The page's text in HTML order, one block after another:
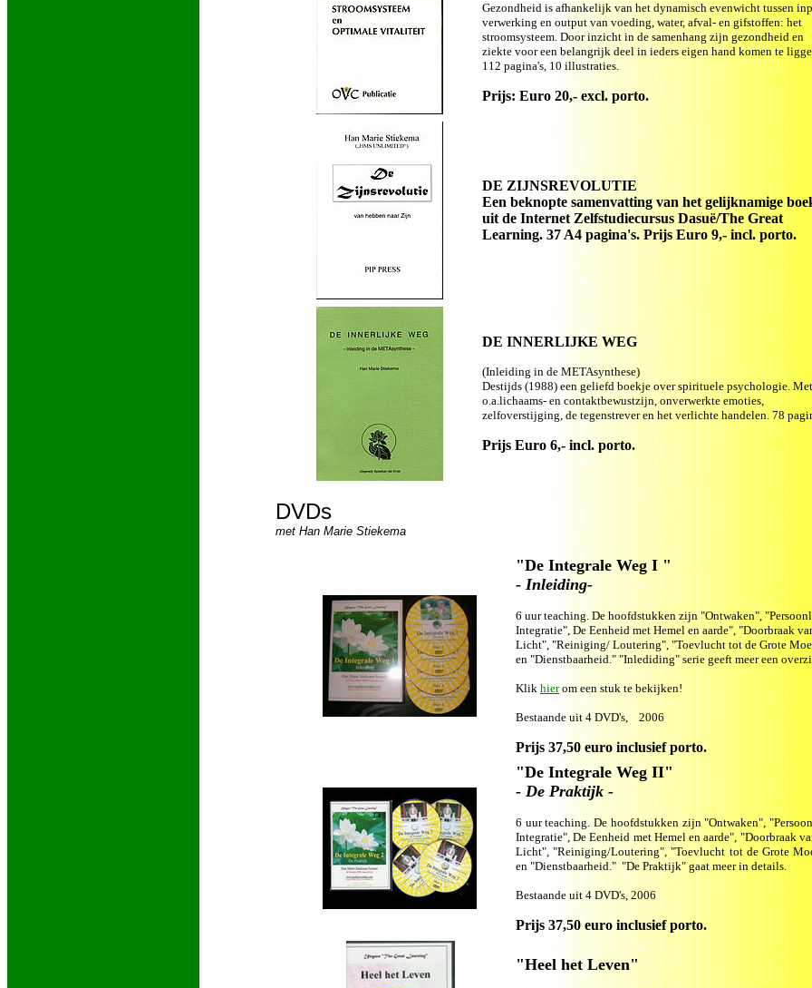
Gezondheid is afhankelijk van het dynamisch evenwicht tussen
verwerking en output van voeding, water, afval- en gifstoffen: het
stroomsysteem. Door inzicht in de samenhang zijn gezondheid en
ziekte voor een belangrijk deel in ieders eigen hand komen te
112 pagina's, 10 illustraties.
Prijs: Euro 20,- excl. porto.
DE ZIJNSREVOLUTIE
Een beknopte samenvatting van het gelijknamige
uit de Internet Zelfstudiecursus Dasuë/The Great
Learning. 37 A4 pagina's. Prijs Euro 9,- incl. porto.
DE INNERLIJKE WEG
(Inleiding in de METAsynthese)
Destijds (1988) een geliefd boekje over spirituele psychologie. Met
o.a.lichaams- en contaktbewustzijn, onverwerkte emoties,
zelfoverstijging, de tegenstrever en het verlichte handelen. 78
Prijs Euro 6,- incl. porto.
DVDs
met Han Marie Stiekema
"De Integrale Weg I "
- Inleiding-
6 uur teaching. De hoofdstukken zijn "Ontwaken",
Integratie", De Eenheid met Hemel en aarde", "Doorbraak
Licht", "Reiniging/ Loutering", "Toevlucht tot de Grote
en "Dienstbaarheid." "Inlediding" serie geeft meer een
Klik hierom een stuk te bekijken!
Bestaande uit 4 DVD's, 2006
Prijs 37,50 euro inclusief porto.
"De Integrale Weg II"
- De Praktijk -
6 uur teaching.De hoofdstukken zijn "Ontwaken",
Integratie", De Eenheid met Hemel en aarde", "Doorbraak
Licht", "Reiniging/Loutering", "Toevlucht tot de Grote
en "Dienstbaarheid." "De Praktijk" gaat meer in details.
Bestaande uit 4 DVD's, 2006
Prijs 37,50 euro inclusief porto.
"Heel het Leven"